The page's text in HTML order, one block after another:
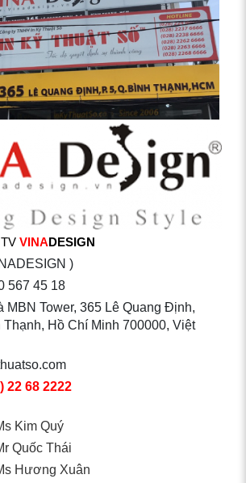
VINADESIGN
)
567 45 18
MBN Tower, 365 Lê Quang Định,
Hồ Chí Minh 700000, Việt
22 68 2222
Kim Quý
Quốc Thái
Hương Xuân